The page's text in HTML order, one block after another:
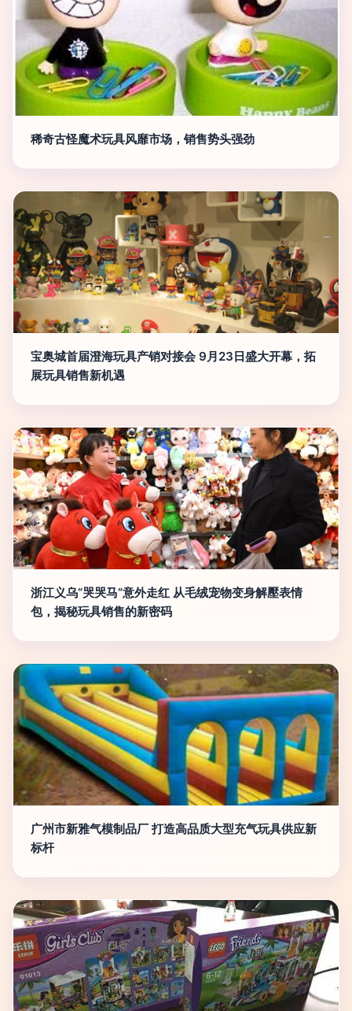
稀奇古怪魔术玩具风靡市场，销售势头强劲
宝奥城首届澄海玩具产销对接会 9月23日盛大开幕，拓
展玩具销售新机遇
浙江义乌“哭哭马”意外走红 从毛绒宠物变身解壓表情
包，揭秘玩具销售的新密码
广州市新雅气模制品厂 打造高品质大型充气玩具供应新
标杆